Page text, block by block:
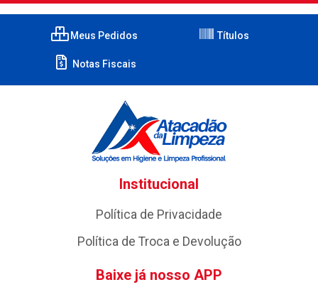
Meus Pedidos Títulos
Notas Fiscais
Institucional
Política de Privacidade
Política de Troca e Devolução
Baixe já nosso APP